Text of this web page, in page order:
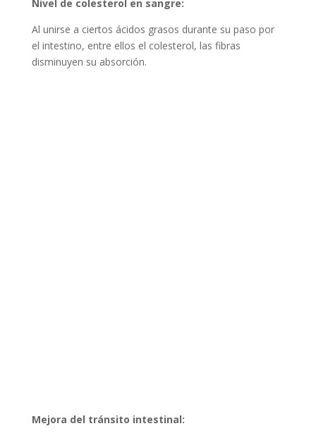
Nivel de colesterol en sangre:
Al unirse a ciertos ácidos grasos durante su paso por
el intestino, entre ellos el colesterol, las fibras
disminuyen su absorción.
Mejora del tránsito intestinal: